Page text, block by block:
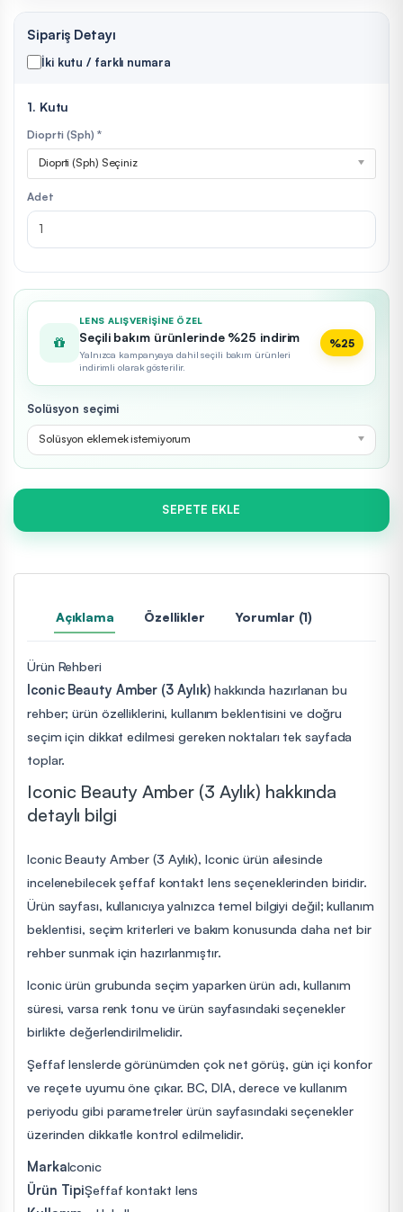
Sipariş Detayı
İki kutu / farklı numara
1. Kutu
Dioprti (Sph) *
Dioprti (Sph) Seçiniz
Adet
LENS ALIŞVERIŞINE ÖZEL
Seçili bakım ürünlerinde %25 indirim
Yalnızca kampanyaya dahil seçili bakım ürünleri
indirimli olarak gösterilir.
%25
Solüsyon seçimi
Solüsyon eklemek istemiyorum
SEPETE EKLE
Açıklama Özellikler Yorumlar (1)
Ürün Rehberi
Iconic Beauty Amber (3 Aylık) hakkında hazırlanan bu
rehber; ürün özelliklerini, kullanım beklentisini ve doğru
seçim için dikkat edilmesi gereken noktaları tek sayfada
toplar.
Iconic Beauty Amber (3 Aylık) hakkında
detaylı bilgi
Iconic Beauty Amber (3 Aylık), Iconic ürün ailesinde
incelenebilecek şeffaf kontakt lens seçeneklerinden biridir.
Ürün sayfası, kullanıcıya yalnızca temel bilgiyi değil; kullanım
beklentisi, seçim kriterleri ve bakım konusunda daha net bir
rehber sunmak için hazırlanmıştır.
Iconic ürün grubunda seçim yaparken ürün adı, kullanım
süresi, varsa renk tonu ve ürün sayfasındaki seçenekler
birlikte değerlendirilmelidir.
Şeffaf lenslerde görünümden çok net görüş, gün içi konfor
ve reçete uyumu öne çıkar. BC, DIA, derece ve kullanım
periyodu gibi parametreler ürün sayfasındaki seçenekler
üzerinden dikkatle kontrol edilmelidir.
MarkaIconic
Ürün TipiŞeffaf kontakt lens